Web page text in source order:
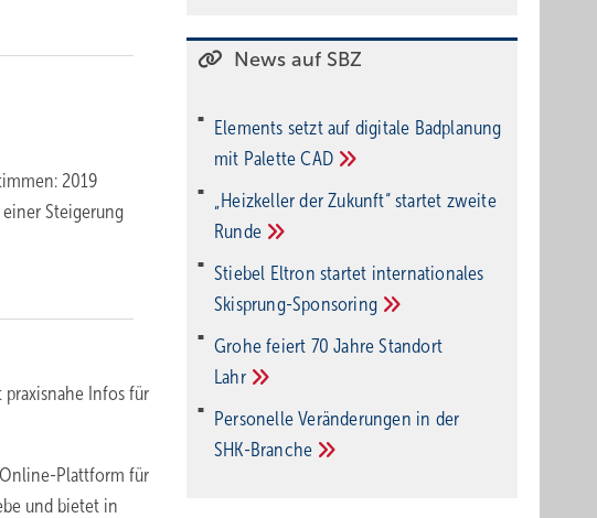
2019
Steigerung
Infos für
Plattform für
und bietet in
News auf SBZ
Elements setzt auf di­gi­ta­le Bad­pla­nung
mit PaletteCAD
„Heizkeller der Zu­kunft“ star­tet zwei­te
Run­de
Stiebel Eltron startet internatio­nales
Ski­sprung-Spon­soring
Grohe feiert 70 Jahre Standort
Lahr
Personelle Veränderungen in der
SHK-Branche